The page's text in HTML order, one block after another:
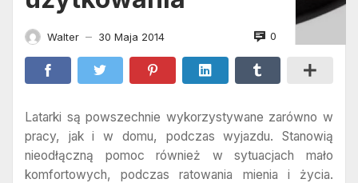
Walter — 30 Maja 2014 0
Latarki są powszechnie wykorzystywane zarówno w
pracy, jak i w domu, podczas wyjazdu. Stanowią
nieodłączną pomoc również w sytuacjach mało
komfortowych, podczas ratowania mienia i życia.